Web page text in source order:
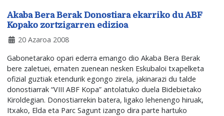
Akaba Bera Berak Donostiara ekarriko du ABF
Kopako zortzigarren edizioa
20 Azaroa 2008
Gabonetarako opari ederra emango dio Akaba Bera Berak
bere zaletuei, ematen zuenean nesken Eskubaloi txapelketa
ofizial guztiak etendurik egongo zirela, jakinarazi du talde
donostiarrak “VIII ABF Kopa” antolatuko duela Bidebietako
Kiroldegian. Donostiarrekin batera, ligako lehenengo hiruak,
Itxako, Elda eta Parc Sagunt izango dira parte hartuko